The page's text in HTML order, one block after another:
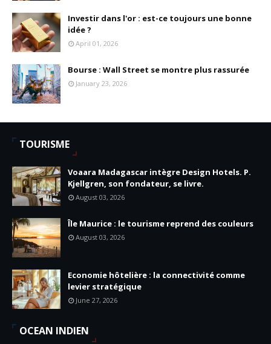
Investir dans l'or : est-ce toujours une bonne
idée ?
April 01, 2026
Bourse : Wall Street se montre plus rassurée
January 23, 2026
TOURISME
Voaara Madagascar intègre Design Hotels. P.
Kjellgren, son fondateur, se livre.
August 03, 2026
Île Maurice : le tourisme reprend des couleurs
August 03, 2026
Economie hôtelière : la connectivité comme
levier stratégique
June 27, 2026
OCEAN INDIEN